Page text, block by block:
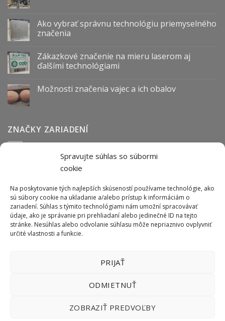
Spravujte súhlas so súbormi
cookie
Na poskytovanie tých najlepších skúseností používame technológie, ako
sú súbory cookie na ukladanie a/alebo prístup k informáciám o
zariadení. Súhlas s týmito technológiami nám umožní spracovávať
údaje, ako je správanie pri prehliadaní alebo jedinečné ID na tejto
stránke. Nesúhlas alebo odvolanie súhlasu môže nepriaznivo ovplyvniť
určité vlastnosti a funkcie.
PRIJAŤ
ODMIETNUŤ
ZOBRAZIŤ PREDVOĽBY
Ako vybrať správnu technológiu priemyselného
značenia
Zákazkové značenie na mieru laserom aj
ďalšími technológiami
Možnosti značenia vajec a ich obalov
ZNAČKY ZARIADENÍ
Anser Arca BOFA cab Carl Valentin
Datalogic Hitachi
Norwix
Purex Tiflex Tykma Zanasi
ODBER NEWSLETTERU